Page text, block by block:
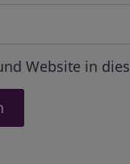
Website in